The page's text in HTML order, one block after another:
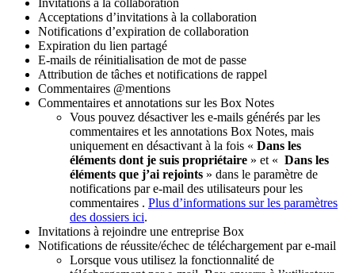
Acceptations d’invitations à la collaboration
Notifications d’expiration de collaboration
Expiration du lien partagé
E-mails de réinitialisation de mot de passe
Attribution de tâches et notifications de rappel
Commentaires @mentions
Commentaires et annotations sur les Box Notes
Vous pouvez désactiver les e-mails générés par les
commentaires et les annotations Box Notes, mais
uniquement en désactivant à la fois « Dans les
éléments dont je suis propriétaire » et « Dans les
éléments que j’ai rejoints » dans le paramètre de
notifications par e-mail des utilisateurs pour les
commentaires . Plus d’informations sur les paramètres
des dossiers ici.
Invitations à rejoindre une entreprise Box
Notifications de réussite/échec de téléchargement par e-mail
Lorsque vous utilisez la fonctionnalité de